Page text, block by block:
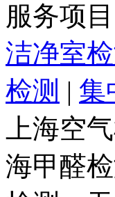
服务项目
洁净室检
检测 | 集
上海空
海甲醛